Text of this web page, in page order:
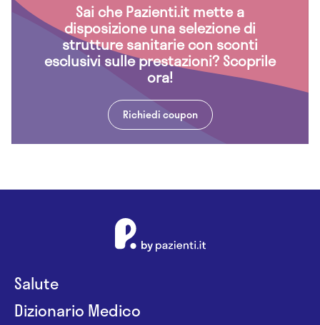
Sai che Pazienti.it mette a
disposizione una selezione di
strutture sanitarie con sconti
esclusivi sulle prestazioni? Scoprile
ora!
Richiedi coupon
Salute
Dizionario Medico